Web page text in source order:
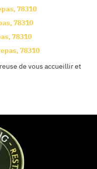
,78310
,78310
,78310
,78310
de vous accueillir et